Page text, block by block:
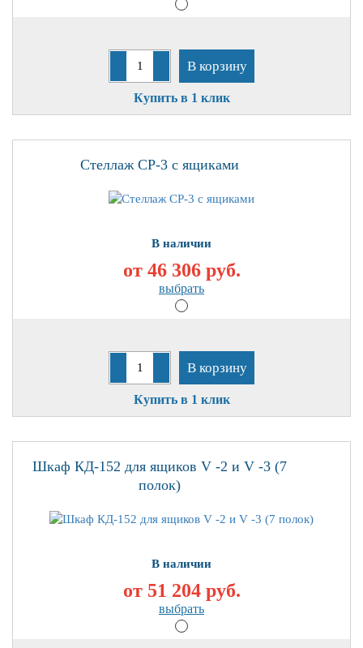
В корзину
Купить в 1 клик
Стеллаж СР-3 с ящиками
В наличии
от 46 306руб.
выбрать
В корзину
Купить в 1 клик
Шкаф КД-152 для ящиков V -2 и V -3 (7
полок)
В наличии
от 51 204руб.
выбрать